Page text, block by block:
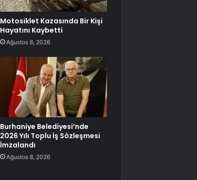
Motosiklet Kazasında Bir Kişi
Hayatını Kaybetti
Ağustos 8, 2026
Burhaniye Belediyesi’nde
2026 Yılı Toplu İş Sözleşmesi
İmzalandı
Ağustos 8, 2026